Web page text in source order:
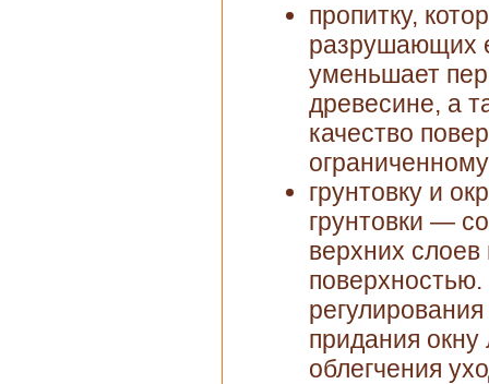
пропитку,
разрушающих
уменьшает
древесине, а
качество
грунтовку и
грунтовки —
верхних
придания
облегчения